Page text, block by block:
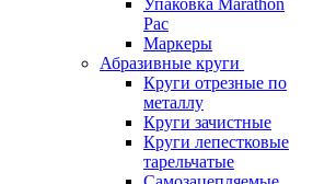
Упаковка Marathon
Pac
Маркеры
Абразивные круги
Круги отрезные по
металлу
Круги зачистные
Круги лепестковые
тарельчатые